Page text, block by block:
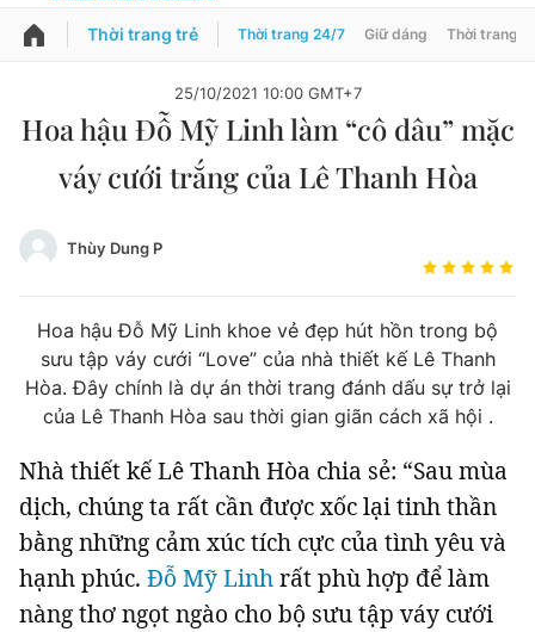
PODCAST QUẢNG CÁO
Chuyên mục
Chuyên mục khác
Tin thị trường Tin 360
Video Podcasts
Magazine
Sản phẩm khác
Thông tin tài khoản
Đổi mật khẩu
Đăng xuất
Thời trang trẻ Thời trang 24/7 Giữ dáng Thời trang
25/10/2021 10:00 GMT+7
Hoa hậu Đỗ Mỹ Linh làm “cô dâu” mặc
váy cưới trắng của Lê Thanh Hòa
Thùy Dung P
Hoa hậu Đỗ Mỹ Linh khoe vẻ đẹp hút hồn trong bộ
sưu tập váy cưới “Love” của nhà thiết kế Lê Thanh
Hòa. Đây chính là dự án thời trang đánh dấu sự trở lại
của Lê Thanh Hòa sau thời gian giãn cách xã hội .
Nhà thiết kế Lê Thanh Hòa chia sẻ: “Sau mùa
dịch, chúng ta rất cần được xốc lại tinh thần
bằng những cảm xúc tích cực của tình yêu và
hạnh phúc. Đỗ Mỹ Linhrất phù hợp để làm
nàng thơ ngọt ngào cho bộ sưu tập váy cưới